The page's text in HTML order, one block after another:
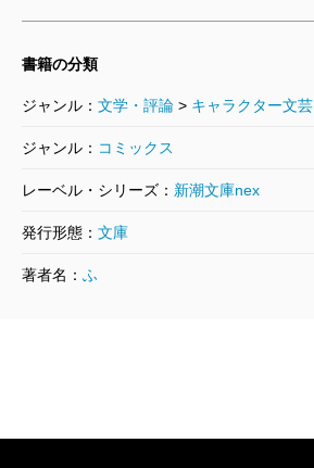
書籍の分類
ジャンル： 文学・評論 > キャラクター文芸
ジャンル： コミックス
レーベル・シリーズ： 新潮文庫nex
発行形態： 文庫
著者名： ふ